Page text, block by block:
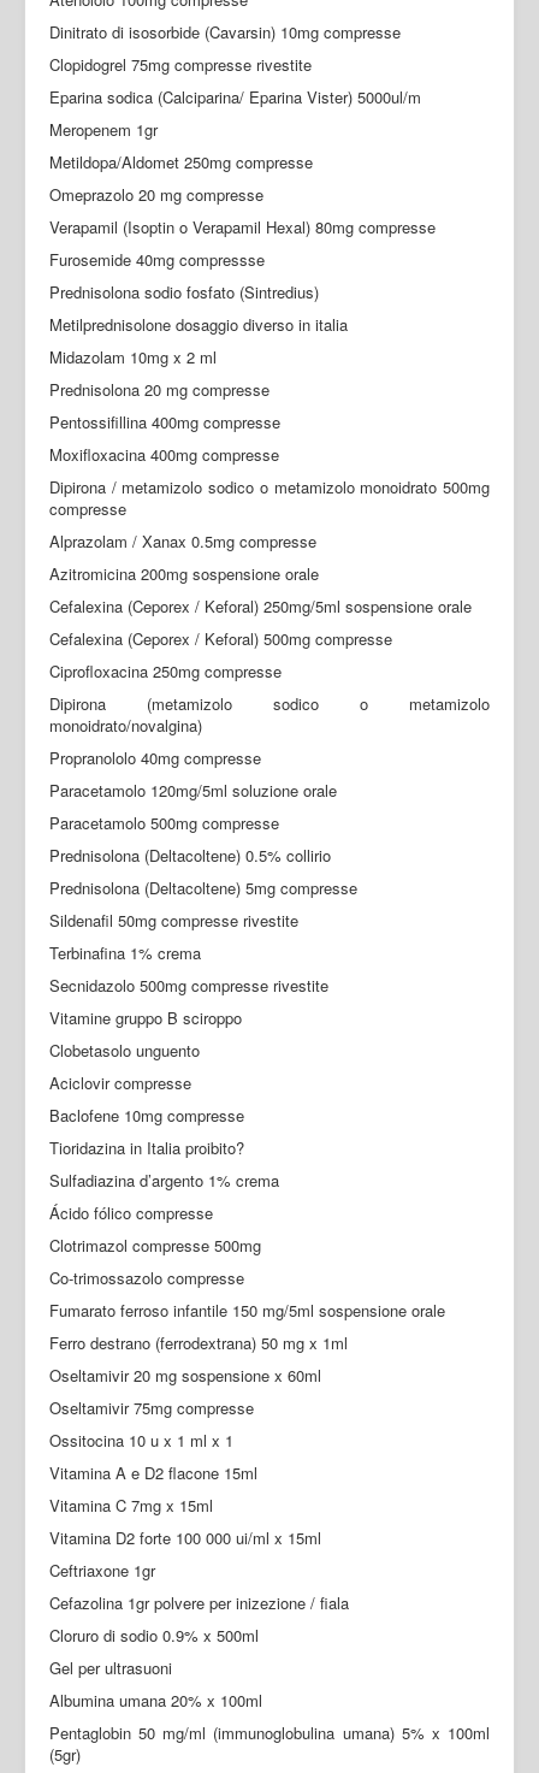
Dinitrato di isosorbide (Cavarsin) 10mg compresse
Clopidogrel 75mg compresse rivestite
Eparina sodica (Calciparina/ Eparina Vister) 5000ul/m
Meropenem 1gr
Metildopa/Aldomet 250mg compresse
Omeprazolo 20 mg compresse
Verapamil (Isoptin o Verapamil Hexal) 80mg compresse
Furosemide 40mg compressse
Prednisolona sodio fosfato (Sintredius)
Metilprednisolone dosaggio diverso in italia
Midazolam 10mg x 2 ml
Prednisolona 20 mg compresse
Pentossifillina 400mg compresse
Moxifloxacina 400mg compresse
Dipirona / metamizolo sodico o metamizolo monoidrato 500mg
compresse
Alprazolam / Xanax 0.5mg compresse
Azitromicina 200mg sospensione orale
Cefalexina (Ceporex / Keforal) 250mg/5ml sospensione orale
Cefalexina (Ceporex / Keforal) 500mg compresse
Ciprofloxacina 250mg compresse
Dipirona (metamizolo sodico o metamizolo
monoidrato/novalgina)
Propranololo 40mg compresse
Paracetamolo 120mg/5ml soluzione orale
Paracetamolo 500mg compresse
Prednisolona (Deltacoltene) 0.5% collirio
Prednisolona (Deltacoltene) 5mg compresse
Sildenafil 50mg compresse rivestite
Terbinafina 1% crema
Secnidazolo 500mg compresse rivestite
Vitamine gruppo B sciroppo
Clobetasolo unguento
Aciclovir compresse
Baclofene 10mg compresse
Tioridazina in Italia proibito?
Sulfadiazina d’argento 1% crema
Ácido fólico compresse
Clotrimazol compresse 500mg
Co-trimossazolo compresse
Fumarato ferroso infantile 150 mg/5ml sospensione orale
Ferro destrano (ferrodextrana) 50 mg x 1ml
Oseltamivir 20 mg sospensione x 60ml
Oseltamivir 75mg compresse
Ossitocina 10 u x 1 ml x 1
Vitamina A e D2 flacone 15ml
Vitamina C 7mg x 15ml
Vitamina D2 forte 100 000 ui/ml x 15ml
Ceftriaxone 1gr
Cefazolina 1gr polvere per inizezione / fiala
Cloruro di sodio 0.9% x 500ml
Gel per ultrasuoni
Albumina umana 20% x 100ml
Pentaglobin 50 mg/ml (immunoglobulina umana) 5% x 100ml
(5gr)